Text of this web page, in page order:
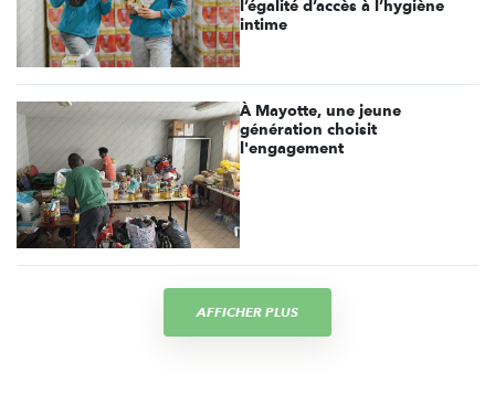
l’égalité d’accès à l’hygiène
intime
À Mayotte, une jeune
génération choisit
l'engagement
AFFICHER PLUS